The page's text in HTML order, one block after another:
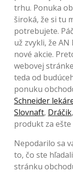
trhu. Ponuka
široká, že si tu
potrebujete.
už zvykli, že
nové akcie.
webovej
teda od
ponuku
Schneider
Slovnaft, Dráčik,
produkt za ešte
Nepodarilo sa
to, čo ste
stránku